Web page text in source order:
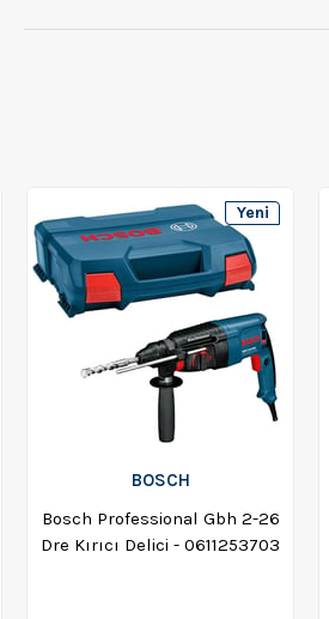
BOSCH
Bosch Professional Gbh 2-26
Dre Kırıcı Delici - 0611253703
Yeni
Ürün